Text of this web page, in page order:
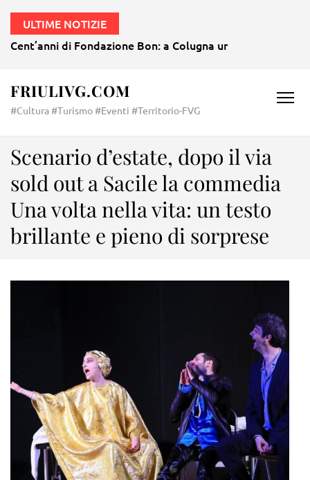
ULTIME NOTIZIE
Cent’anni di Fondazione Bon: a Colugna un agosto
FRIULIVG.COM
#Cultura #Turismo #Eventi #Territorio-FVG
Scenario d’estate, dopo il via
sold out a Sacile la commedia
Una volta nella vita: un testo
brillante e pieno di sorprese